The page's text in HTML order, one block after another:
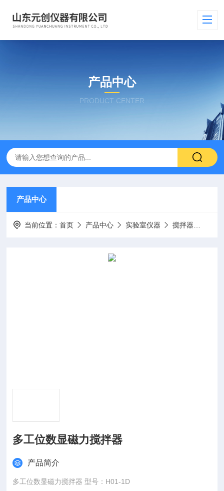
产品中心
PRODUCT CENTER
产品中心
当前位置：首页 产品中心 实验室仪器 搅拌器
多工位数显磁力搅拌器
产品简介
多工位数显磁力搅拌器 型号：H01-1D